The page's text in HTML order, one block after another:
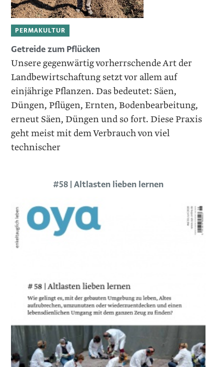
PERMAKULTUR
Getreide zum Pflücken
Unsere gegenwärtig vorherrschende Art der
Landbewirtschaftung setzt vor allem auf
einjährige Pflanzen. Das bedeutet: Säen,
Düngen, Pflügen, Ernten, Bodenbearbeitung,
erneut Säen, Düngen und so fort. Diese Praxis
geht meist mit dem Verbrauch von viel
technischer
#58 | Altlasten lieben lernen